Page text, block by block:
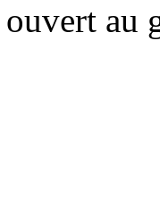
ouvert